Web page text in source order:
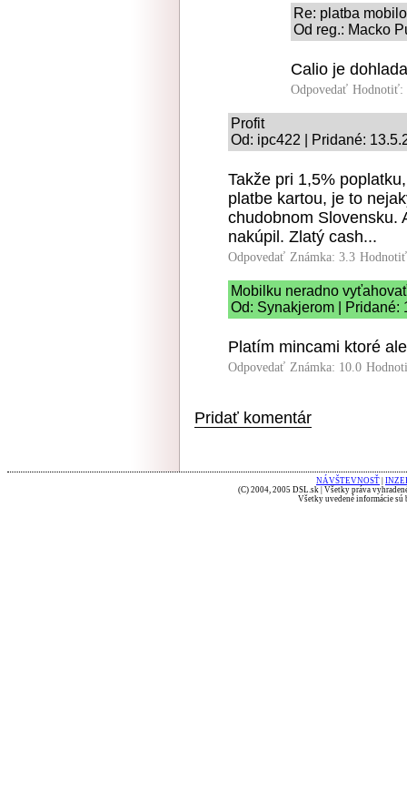
Re: platba
Od reg.: Macko
Calio je
Odpovedať Hodnotiť:
Profit
Od: ipc422 | Pridané:
Takže pri 1,5%
platbe kartou, je to
chudobnom Slovensku.
nakúpil. Zlatý cash...
Odpovedať Známka: 3.3
Mobilku neradno vyťahovať
Od: Synakjerom | Pridané:
Platím mincami ktoré
Odpovedať Známka: 10.0
Pridať komentár
NÁVŠTEVNOSŤ
(C) 2004, 2005 DSL.sk | Všetky práva
Všetky uvedené informácie sú